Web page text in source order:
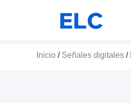
Inicio / Señales digitales /